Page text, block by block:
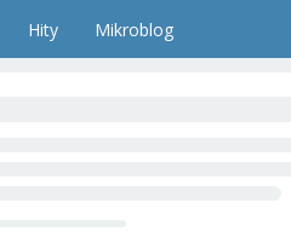
Hity Mikroblog